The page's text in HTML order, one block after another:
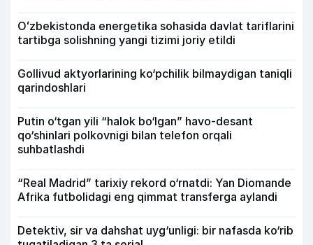
Oʻzbekistonda energetika sohasida davlat tariflarini
tartibga solishning yangi tizimi joriy etildi
Gollivud aktyorlarining ko‘pchilik bilmaydigan taniqli
qarindoshlari
Putin o‘tgan yili “halok bo‘lgan” havo-desant
qo‘shinlari polkovnigi bilan telefon orqali
suhbatlashdi
“Real Madrid” tarixiy rekord o‘rnatdi: Yan Diomande
Afrika futbolidagi eng qimmat transferga aylandi
Detektiv, sir va dahshat uyg‘unligi: bir nafasda ko‘rib